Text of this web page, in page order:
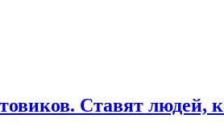
Ставят людей,